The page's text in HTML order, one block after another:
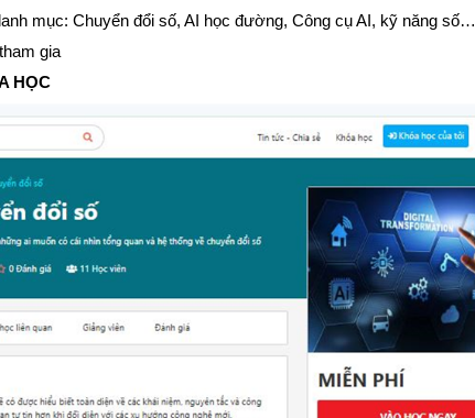
mục: Chuyển đổi số, AI học đường, Công cụ AI, kỹ năng số…
gia
HỌC